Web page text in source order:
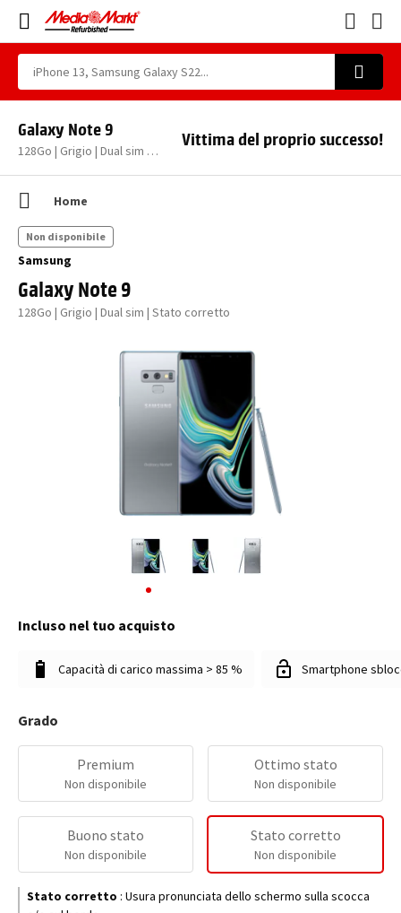
Galaxy Note 9
128Go | Grigio | Dual sim | Stato corretto
Vittima del proprio successo!
Home
Samsung
Galaxy Note 9
128Go | Grigio | Dual sim | Stato corretto
Non disponibile
Incluso nel tuo acquisto
Capacità di carico massima > 85 % Smartphone
Grado
Premium
Non disponibile
Ottimo stato
Non disponibile
Buono stato
Non disponibile
Stato corretto
Non disponibile
Stato corretto : Usura pronunciata dello schermo sulla scocca